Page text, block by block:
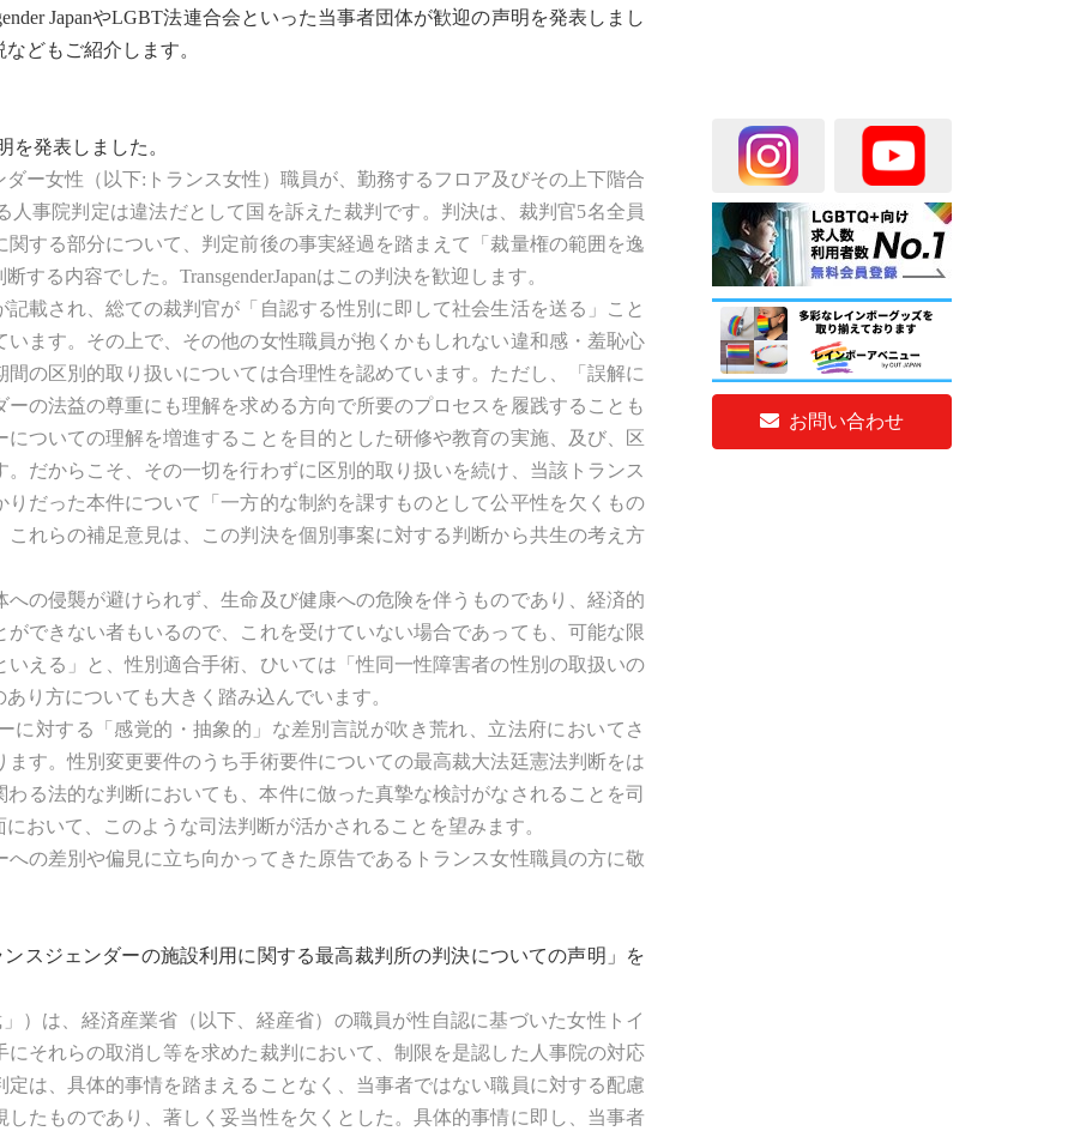
お問い合わせ
JapanやLGBT法連合会といった当事者団体が歓迎の声明を発表しまし
どもご紹介します。
を発表しました。
ー女性（以下:トランス女性）職員が、勤務するフロア及びその上下階合
事院判定は違法だとして国を訴えた裁判です。判決は、裁判官5名全員
する部分について、判定前後の事実経過を踏まえて「裁量権の範囲を逸
る内容でした。TransgenderJapanはこの判決を歓迎します。
載され、総ての裁判官が「自認する性別に即して社会生活を送る」こと
ます。その上で、その他の女性職員が抱くかもしれない違和感・羞恥心
の区別的取り扱いについては合理性を認めています。ただし、「誤解に
の法益の尊重にも理解を求める方向で所要のプロセスを履践することも
ついての理解を増進することを目的とした研修や教育の実施、及び、区
だからこそ、その一切を行わずに区別的取り扱いを続け、当該トランス
だった本件について「一方的な制約を課すものとして公平性を欠くもの
れらの補足意見は、この判決を個別事案に対する判断から共生の考え方
の侵襲が避けられず、生命及び健康への危険を伴うものであり、経済的
できない者もいるので、これを受けていない場合であっても、可能な限
える」と、性別適合手術、ひいては「性同一性障害者の性別の取扱いの
り方についても大きく踏み込んでいます。
対する「感覚的・抽象的」な差別言説が吹き荒れ、立法府においてさ
す。性別変更要件のうち手術要件についての最高裁大法廷憲法判断をは
る法的な判断においても、本件に倣った真摯な検討がなされることを司
おいて、このような司法判断が活かされることを望みます。
の差別や偏見に立ち向かってきた原告であるトランス女性職員の方に敬
スジェンダーの施設利用に関する最高裁判所の判決についての声明」を
）は、経済産業省（以下、経産省）の職員が性自認に基づいた女性トイ
それらの取消し等を求めた裁判において、制限を是認した人事院の対応
は、具体的事情を踏まえることなく、当事者ではない職員に対する配慮
たものであり、著しく妥当性を欠くとした。具体的事情に即し、当事者